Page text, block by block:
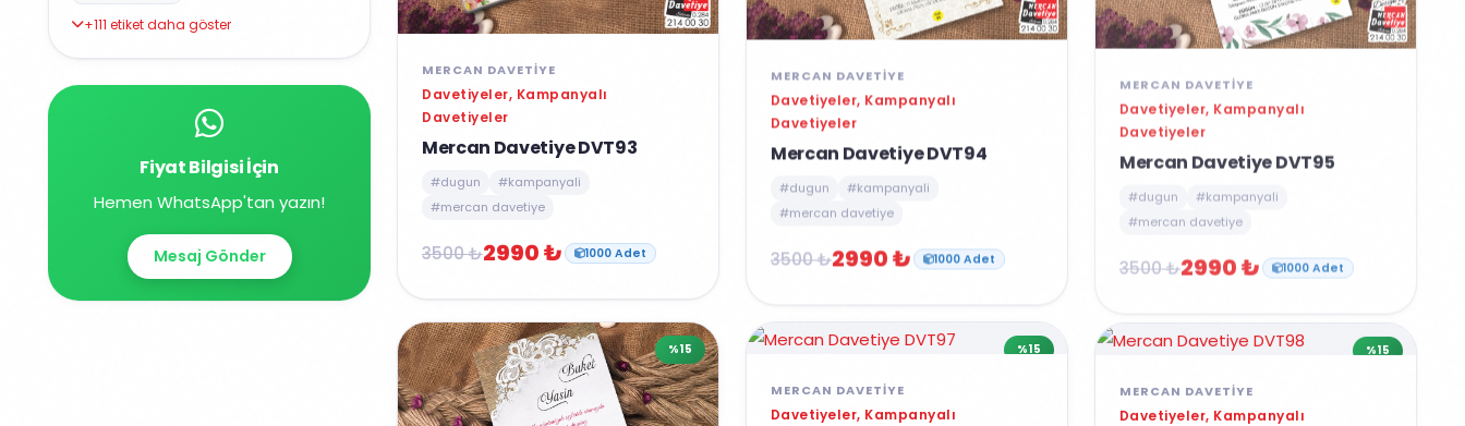
+111 etiket daha göster
Fiyat Bilgisi İçin
Hemen WhatsApp'tan yazın!
Mesaj Gönder
MERCAN DAVETIYE
Davetiyeler, Kampanyalı
Davetiyeler
Mercan Davetiye DVT93
#dugun
#kampanyali
#mercan davetiye
3500 ₺2990 ₺ 1000 Adet
MERCAN DAVETIYE
Davetiyeler, Kampanyalı
Davetiyeler
Mercan Davetiye DVT94
3500 ₺ 2990 ₺ 1000 Adet
Davetiyeler, Kampanyalı
Davetiyeler
Mercan Davetiye DVT95
#kampanyali
#mercan davetiye
%15 %15
MERCAN DAVETIYE
Davetiyeler, Kampanyalı
%15
MERCAN DAVETIYE
Davetiyeler, Kampanyalı